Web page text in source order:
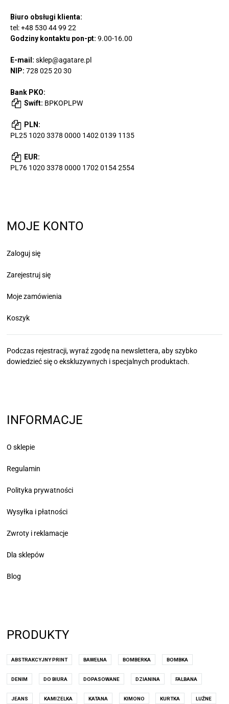
Biuro obsługi klienta:
tel:+48 530 44 99 22
Godziny kontaktu pon-pt: 9.00-16.00
E-mail: sklep@agatare.pl
NIP: 728 025 20 30
Bank PKO:
Swift: BPKOPLPW
PLN:
PL25 1020 3378 0000 1402 0139 1135
EUR:
PL76 1020 3378 0000 1702 0154 2554
MOJE KONTO
Zaloguj się
Zarejestruj się
Moje zamówienia
Koszyk
Podczas rejestracji, wyraź zgodę na newslettera, aby szybko
dowiedzieć sięo ekskluzywnych i specjalnych produktach.
INFORMACJE
O sklepie
Regulamin
Polityka prywatności
Wysyłka i płatności
Zwroty i reklamacje
Dla sklepów
Blog
PRODUKTY
ABSTRAKCYJNY PRINT BAWEŁNA BOMBERKA BOMBKA
DENIM DO BIURA DOPASOWANE DZIANINA FALBANA
JEANS KAMIZELKA KATANA KIMONO KURTKA LUŹNE